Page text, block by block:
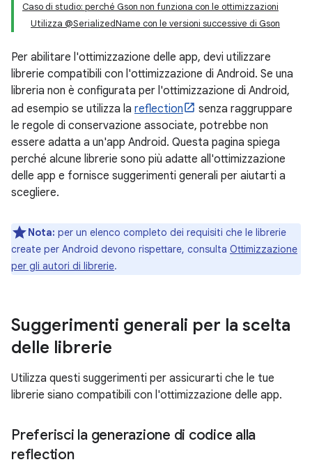
Caso di studio: perché Gson non funziona con le ottimizzazioni
Utilizza @SerializedName con le versioni successive di Gson
Per abilitare l'ottimizzazione delle app, devi utilizzare
librerie compatibili con l'ottimizzazione di Android. Se una
libreria non è configurata per l'ottimizzazione di Android,
ad esempio se utilizza la reflection
senza raggruppare
le regole di conservazione associate, potrebbe non
essere adatta a un'app Android. Questa pagina spiega
perché alcune librerie sono più adatte all'ottimizzazione
delle app e fornisce suggerimenti generali per aiutarti a
scegliere.
Nota: per un elenco completo dei requisiti che le librerie
create per Android devono rispettare, consulta Ottimizzazione
per gli autori di librerie.
Suggerimenti generali per la scelta
delle librerie
Utilizza questi suggerimenti per assicurarti che le tue
librerie siano compatibili con l'ottimizzazione delle app.
Preferisci la generazione di codice alla
reflection